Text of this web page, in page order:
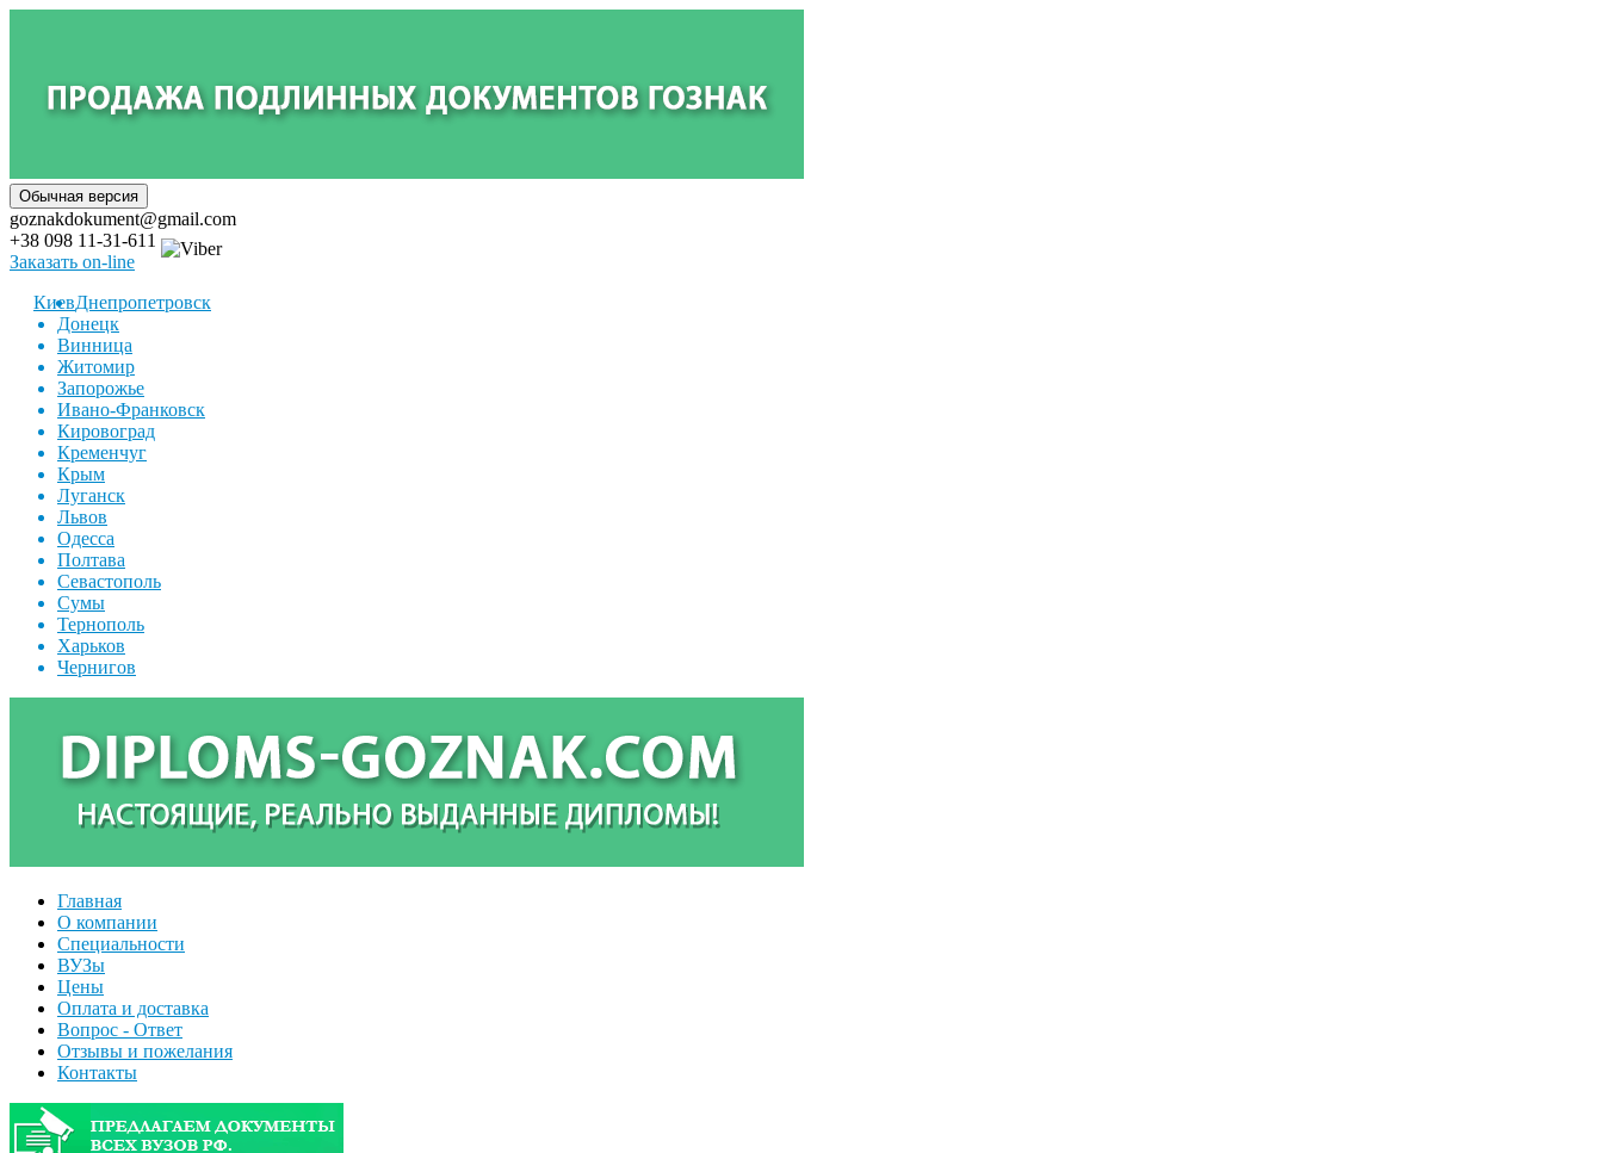
goznakdokument@gmail.com
+38 098 11-31-611
Заказать on-line
КиевДнепропетровск
Донецк
Винница
Житомир
Запорожье
Ивано-Франковск
Кировоград
Кременчуг
Крым
Луганск
Львов
Одесса
Полтава
Севастополь
Сумы
Тернополь
Харьков
Чернигов
Главная
О компании
Специальности
ВУЗы
Цены
Оплата и доставка
Вопрос - Ответ
Отзывы и пожелания
Контакты